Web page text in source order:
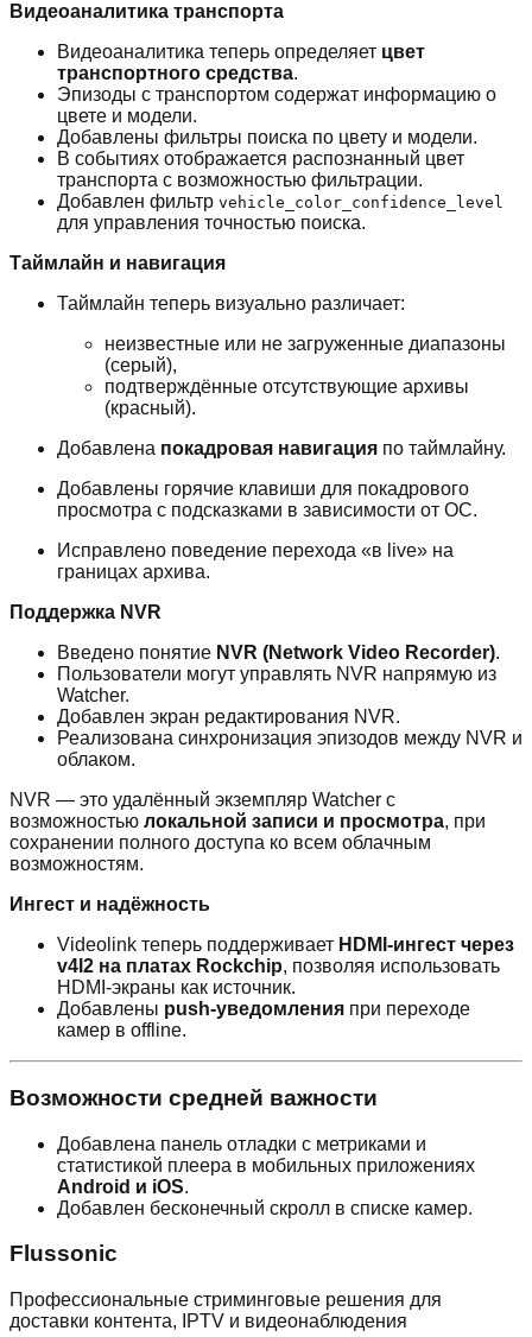
Видеоаналитика транспорта
Видеоаналитика теперь определяет цвет
транспортного средства.
Эпизоды с транспортом содержат информацию о
цвете и модели.
Добавлены фильтры поиска по цвету и модели.
В событиях отображается распознанный цвет
транспорта с возможностью фильтрации.
Добавлен фильтр vehicle_color_confidence_level
для управления точностью поиска.
Таймлайн и навигация
Таймлайн теперь визуально различает:
неизвестные или не загруженные диапазоны
(серый),
подтверждённые отсутствующие архивы
(красный).
Добавлена покадровая навигация по таймлайну.
Добавлены горячие клавиши для покадрового
просмотра с подсказками в зависимости от ОС.
Исправлено поведение перехода «в live» на
границах архива.
Поддержка NVR
Введено понятие NVR (Network Video Recorder).
Пользователи могут управлять NVR напрямую из
Watcher.
Добавлен экран редактирования NVR.
Реализована синхронизация эпизодов между NVR и
облаком.
NVR — это удалённый экземпляр Watcher с
возможностью локальной записи и просмотра, при
сохранении полного доступа ко всем облачным
возможностям.
Ингест и надёжность
Videolink теперь поддерживает HDMI-ингест через
v4l2 на платах Rockchip, позволяя использовать
HDMI-экраны как источник.
Добавлены push-уведомления при переходе
камер в offline.
Возможности средней важности
Добавлена панель отладки с метриками и
статистикой плеера в мобильных приложениях
Android и iOS.
Добавлен бесконечный скролл в списке камер.
Flussonic
Профессиональные стриминговые решения для
доставки контента, IPTV и видеонаблюдения